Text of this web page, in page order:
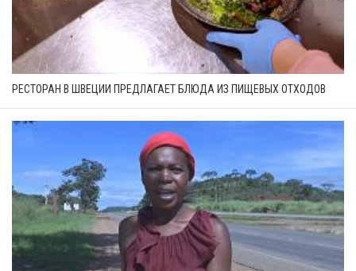
РЕСТОРАН В ШВЕЦИИ ПРЕДЛАГАЕТ БЛЮДА ИЗ ПИЩЕВЫХ ОТХОДОВ